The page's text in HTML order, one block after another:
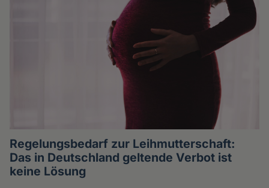
Regelungsbedarf zur Leihmutterschaft:
Das in Deutschland geltende Verbot ist
keine Lösung